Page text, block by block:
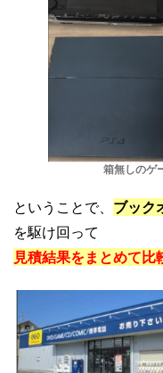
箱無しのゲ
ということで、 ブック
を駆け回って
見積結果をまとめて比